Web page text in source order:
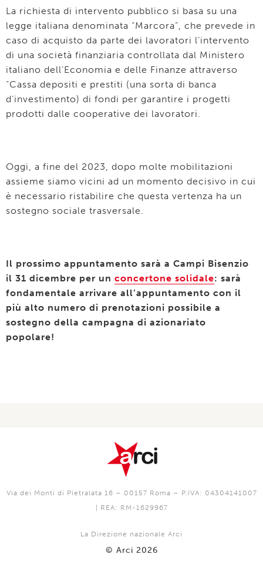
La richiesta di intervento pubblico si basa su una
legge italiana denominata “Marcora”, che prevede in
caso di acquisto da parte dei lavoratori l’intervento
di una società finanziaria controllata dal Ministero
italiano dell’Economia e delle Finanze attraverso
“Cassa depositi e prestiti (una sorta di banca
d’investimento) di fondi per garantire i progetti
prodotti dalle cooperative dei lavoratori.
Oggi, a fine del 2023, dopo molte mobilitazioni
assieme siamo vicini ad un momento decisivo in cui
è necessario ristabilire che questa vertenza ha un
sostegno sociale trasversale.
Il prossimo appuntamento sarà a Campi Bisenzio
il 31 dicembre per un concertone solidale: sarà
fondamentale arrivare all’appuntamento con il
più alto numero di prenotazioni possibile a
sostegno della campagna di azionariato
popolare!
Via dei Monti di Pietralata 16 – 00157 Roma – P.IVA: 04304141007
| REA: RM-1629967
La Direzione nazionale Arci
© Arci 2026